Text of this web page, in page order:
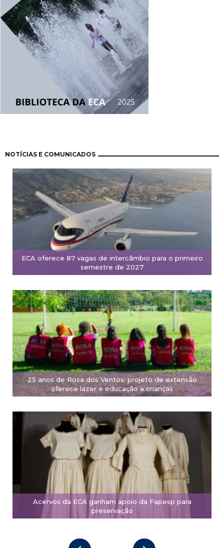
NOTÍCIAS E COMUNICADOS
ECA oferece 87 vagas de intercâmbio para o primeiro
semestre de 2027
25 anos de Rosa dos Ventos: projeto de extensão
oferece lazer e educação a crianças
Acervos da ECA ganham apoio da Fapesp para
preservação
Paginação